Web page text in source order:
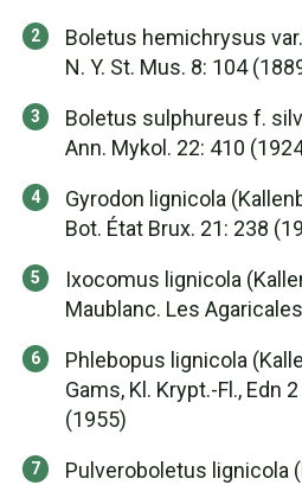
Boletus hemichrysus
N. Y. St. Mus. 8: 104
Boletus sulphureus f.
Ann. Mykol. 22: 410
Gyrodon lignicola
Bot. État Brux. 21: 238
Ixocomus lignicola
Maublanc. Les
Phlebopus lignicola
Gams, Kl. Krypt.-Fl., Edn
(1955)
Pulveroboletus lignicola